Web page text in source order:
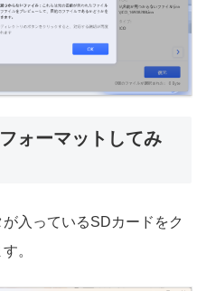
ォーマットしてみ
入っているSDカードをク
。